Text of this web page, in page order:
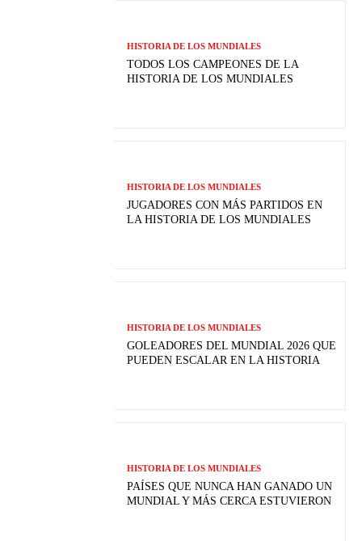
HISTORIA DE LOS MUNDIALES
TODOS LOS CAMPEONES DE LA
HISTORIA DE LOS MUNDIALES
HISTORIA DE LOS MUNDIALES
JUGADORES CON MÁS PARTIDOS EN
LA HISTORIA DE LOS MUNDIALES
HISTORIA DE LOS MUNDIALES
GOLEADORES DEL MUNDIAL 2026 QUE
PUEDEN ESCALAR EN LA HISTORIA
HISTORIA DE LOS MUNDIALES
PAÍSES QUE NUNCA HAN GANADO UN
MUNDIAL Y MÁS CERCA ESTUVIERON